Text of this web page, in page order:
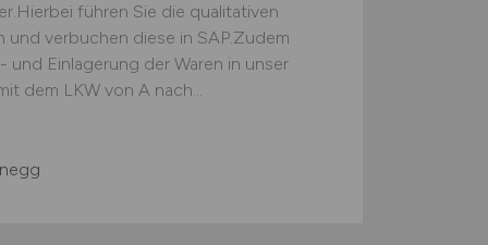
führen Sie die qualitativen
verbuchen diese in SAP.Zudem
Einlagerung der Waren in unser
dem LKW von A nach...